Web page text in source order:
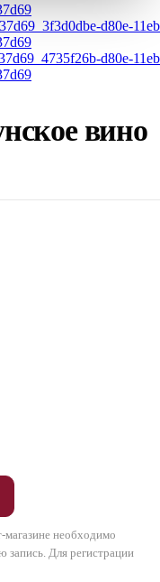
вино
необходимо
запись. Для регистрации